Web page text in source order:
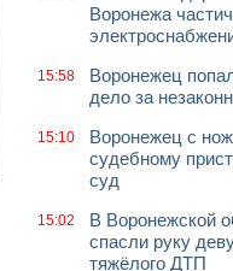
Воронежа
15:58
Воронежец
дело за
15:10
Воронежец с
судебному
суд
15:02
В Воронежской
спасли руку
тяжёлого ДТП